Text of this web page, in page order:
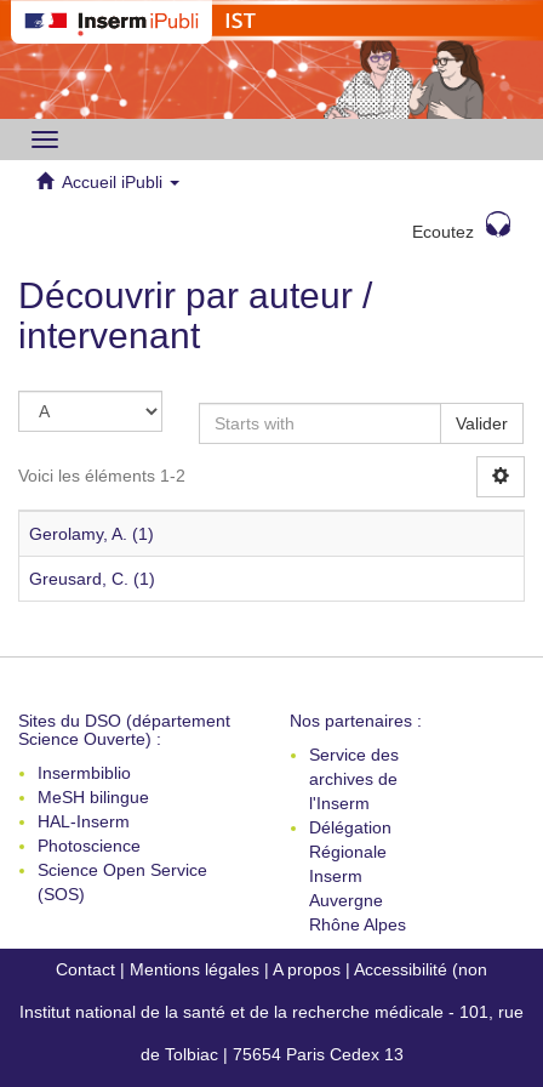
Toggle
navigation
Accueil iPubli
Ecoutez
Découvrir par auteur /
intervenant
Valider
Voici les éléments 1-2
Gerolamy, A. (1)
Greusard, C. (1)
Sites du DSO (département
Science Ouverte) :
Insermbiblio
MeSH bilingue
HAL-Inserm
Photoscience
Science Open Service
(SOS)
Nos partenaires :
Service des
archives de
l'Inserm
Délégation
Régionale
Inserm
Auvergne
Rhône Alpes
Contact | Mentions légales | A propos | Accessibilité (non
conforme)
Institut national de la santé et de la recherche médicale - 101, rue
de Tolbiac | 75654 Paris Cedex 13